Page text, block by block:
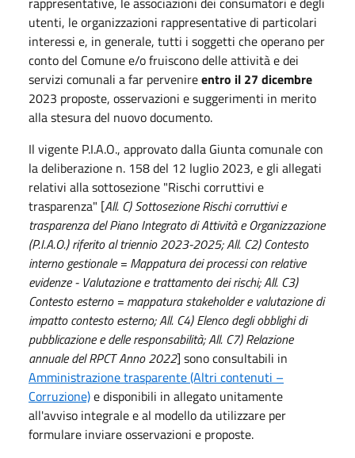
utenti, le organizzazioni rappresentative di particolari
interessi e, in generale, tutti i soggetti che operano per
conto del Comune e/o fruiscono delle attività e dei
servizi comunali a far pervenireentro il 27 dicembre
2023 proposte, osservazioni e suggerimenti in merito
alla stesura del nuovo documento.
Il vigente P.I.A.O., approvato dalla Giunta comunale con
la deliberazione n. 158 del 12 luglio 2023, e gli allegati
relativi alla sottosezione "Rischi corruttivi e
trasparenza" [All. C) Sottosezione Rischi corruttivi e
trasparenza del Piano Integrato di Attività e Organizzazione
(P.I.A.O.) riferito al triennio 2023-2025; All. C2) Contesto
interno gestionale = Mappatura dei processi con relative
evidenze - Valutazione e trattamento dei rischi; All. C3)
Contesto esterno = mappatura stakeholder e valutazione di
impatto contesto esterno; All. C4) Elenco degli obblighi di
pubblicazione e delle responsabilità; All. C7) Relazione
annuale del RPCT Anno 2022] sono consultabili in
Amministrazione trasparente (Altri contenuti –
Corruzione)e disponibili in allegato unitamente
all'avviso integrale e al modello da utilizzare per
formulare inviare osservazioni e proposte.